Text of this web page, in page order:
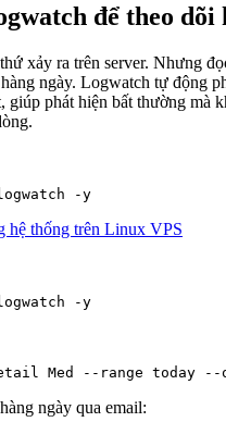
để theo dõi
xảy ra trên server. Nhưng
ngày. Logwatch tự động
giúp phát hiện bất thường mà
-y
hệ thống trên Linux VPS
-y
Med --range today
ngày qua email: